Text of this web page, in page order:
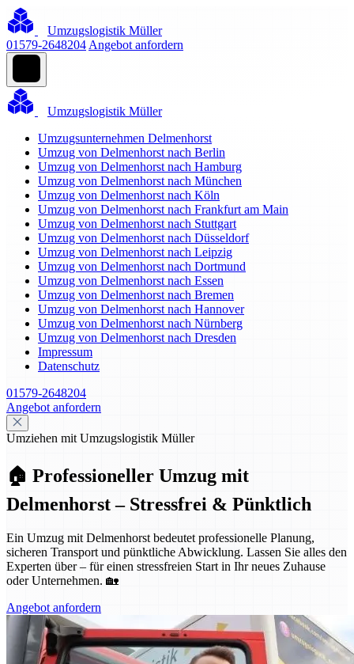
Umzugslogistik Müller
01579-2648204 Angebot anfordern
Umzugslogistik Müller
Umzugsunternehmen Delmenhorst
Umzug von Delmenhorst nach Berlin
Umzug von Delmenhorst nach Hamburg
Umzug von Delmenhorst nach München
Umzug von Delmenhorst nach Köln
Umzug von Delmenhorst nach Frankfurt am Main
Umzug von Delmenhorst nach Stuttgart
Umzug von Delmenhorst nach Düsseldorf
Umzug von Delmenhorst nach Leipzig
Umzug von Delmenhorst nach Dortmund
Umzug von Delmenhorst nach Essen
Umzug von Delmenhorst nach Bremen
Umzug von Delmenhorst nach Hannover
Umzug von Delmenhorst nach Nürnberg
Umzug von Delmenhorst nach Dresden
Impressum
Datenschutz
01579-2648204
Angebot anfordern
Umziehen mit Umzugslogistik Müller
🏠 Professioneller Umzug mit
Delmenhorst – Stressfrei & Pünktlich
Ein Umzug mit Delmenhorst bedeutet professionelle Planung,
sicheren Transport und pünktliche Abwicklung. Lassen Sie alles den
Experten über – für einen stressfreien Start in Ihr neues Zuhause
oder Unternehmen. 🏡
Angebot anfordern